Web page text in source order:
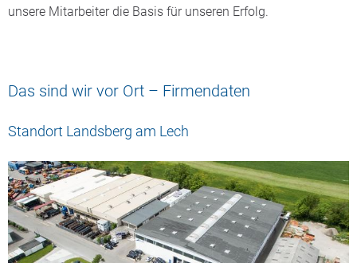
unsere Mitarbeiter die Basis für unseren Erfolg.
Das sind wir vor Ort – Firmendaten
Standort Landsberg am Lech